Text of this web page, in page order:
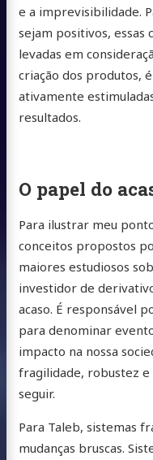
e a imprevisibilidade.
sejam positivos, essas
levadas em
criação dos produtos,
ativamente
resultados.
O papel do
Para ilustrar meu
conceitos propostos
maiores estudiosos
investidor de
acaso. É responsável
para denominar
impacto na nossa
fragilidade, robustez
seguir.
Para Taleb, sistemas
mudanças bruscas.